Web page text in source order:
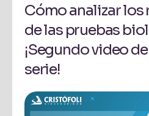
Cómo analizar
de las pruebas
¡Segundo video
serie!